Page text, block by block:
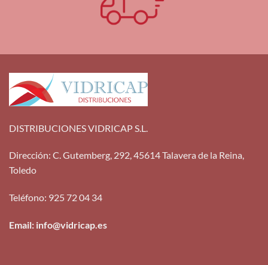
DISTRIBUCIONES VIDRICAP S.L.
Dirección: C. Gutemberg, 292, 45614 Talavera de la Reina,
Toledo
Teléfono: 925 72 04 34
Email: info@vidricap.es